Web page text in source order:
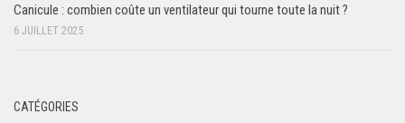
Canicule : combien coûte un ventilateur qui tourne toute la nuit ?
6 JUILLET 2025
CATÉGORIES